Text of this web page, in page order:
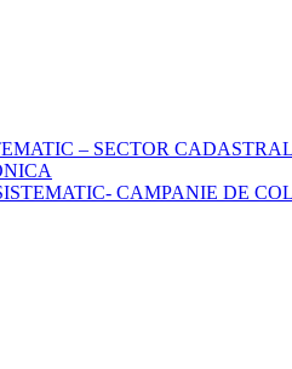
– SECTOR
CAMPANIE DE